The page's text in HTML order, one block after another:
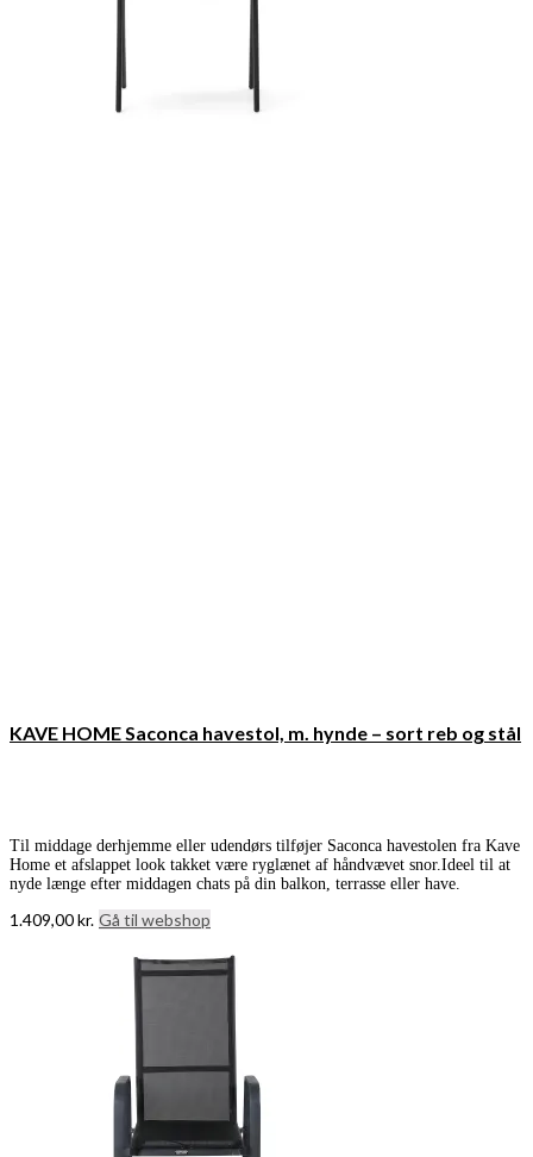
KAVE HOME Saconca havestol, m. hynde – sort reb og stål
Til middage derhjemme eller udendørs tilføjer Saconca havestolen fra Kave
Home et afslappet look takket være ryglænet af håndvævet snor.Ideel til at
nyde længe efter middagen chats på din balkon, terrasse eller have.
1.409,00kr. Gå til webshop